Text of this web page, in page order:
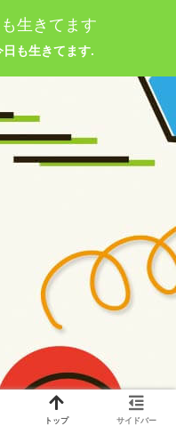
生きてます
も生きてます.
トップ サイドバー